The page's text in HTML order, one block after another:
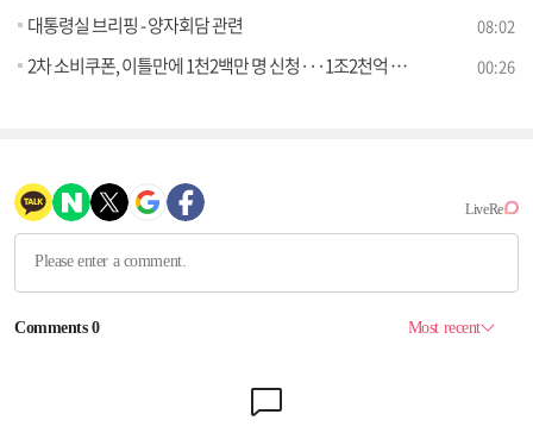
대통령실 브리핑 - 양자회담 관련 08:02
2차 소비쿠폰, 이틀만에 1천2백만 명 신청···1조2천억 원 지급 00:26